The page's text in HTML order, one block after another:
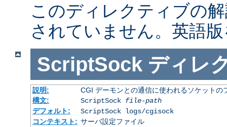
このディレクティブの
されていません。英語
ScriptSock ディレ
説明:
CGI デーモンとの通信に使われるソケットの
構文:
ScriptSock file-path
デフォルト:
ScriptSock logs/cgisock
コンテキスト: サーバ設定ファイル